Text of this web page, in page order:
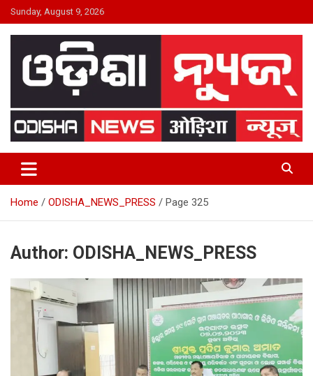
Skip
to
content
Sunday, August 9, 2026
ODISHA NEWS
Home ODISHA_NEWS_PRESS Page 325
Author: ODISHA_NEWS_PRESS